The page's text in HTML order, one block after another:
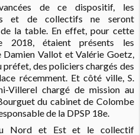
de ce dispositif, les
et de collectifs ne seront
la table. En effet, pour cette
2018, étaient présents les
Vallot et Valérie Goetz,
des policiers chargés des
récemment. Et côté ville, S.
Villerel chargé de mission au
du cabinet de Colombe
de la DPSP 18e.
Nord et Est et le collectif